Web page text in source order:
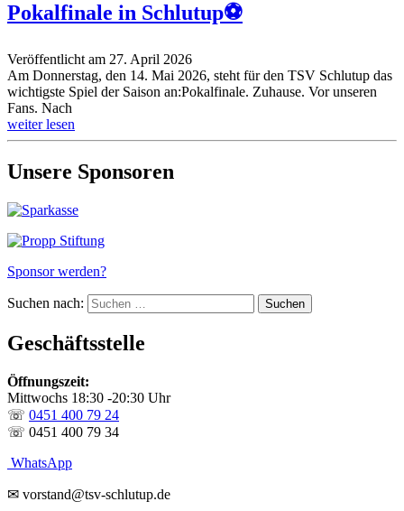
Pokalfinale in Schlutup⚽️
Veröffentlicht am 27. April 2026
Am Donnerstag, den 14. Mai 2026, steht für den TSV Schlutup das
wichtigste Spiel der Saison an:Pokalfinale. Zuhause. Vor unseren
Fans. Nach
weiter lesen
Unsere Sponsoren
Sponsor werden?
Suchen nach:
Geschäftsstelle
Öffnungszeit:
Mittwochs 18:30 -20:30 Uhr
☏ 0451 400 79 24
☏ 0451 400 79 34
WhatsApp
✉ vorstand@tsv-schlutup.de